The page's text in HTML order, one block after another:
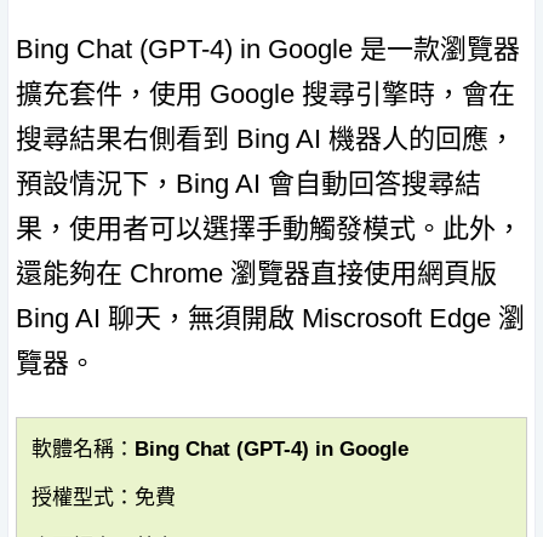
Bing Chat (GPT-4) in Google 是一款瀏覽器
擴充套件，使用 Google 搜尋引擎時，會在
搜尋結果右側看到 Bing AI 機器人的回應，
預設情況下，Bing AI 會自動回答搜尋結
果，使用者可以選擇手動觸發模式。此外，
還能夠在 Chrome 瀏覽器直接使用網頁版
Bing AI 聊天，無須開啟 Miscrosoft Edge 瀏
覽器。
軟體名稱：Bing Chat (GPT-4) in Google
授權型式：免費